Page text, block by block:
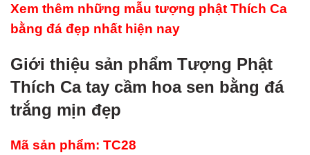
Xem thêm những mẫu tượng phật Thích Ca
bằng đá đẹp nhất hiện nay
Giới thiệu sản phẩm Tượng Phật
Thích Ca tay cầm hoa sen bằng đá
trắng mịn đẹp
Mã sản phẩm: TC28